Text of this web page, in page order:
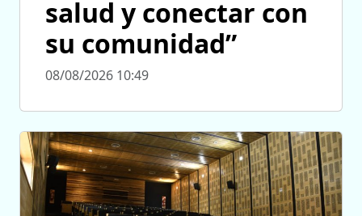
salud y conectar con
su comunidad”
08/08/2026 10:49